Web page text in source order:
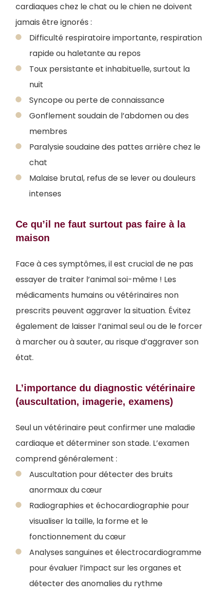
cardiaques chez le chat ou le chien ne doivent
jamais être ignorés :
Difficulté respiratoire importante, respiration
rapide ou haletante au repos
Toux persistante et inhabituelle, surtout la
nuit
Syncope ou perte de connaissance
Gonflement soudain de l’abdomen ou des
membres
Paralysie soudaine des pattes arrière chez le
chat
Malaise brutal, refus de se lever ou douleurs
intenses
Ce qu’il ne faut surtout pas faire à la
maison
Face à ces symptômes, il est crucial de ne pas
essayer de traiter l’animal soi-même ! Les
médicaments humains ou vétérinaires non
prescrits peuvent aggraver la situation. Évitez
également de laisser l’animal seul ou de le forcer
à marcher ou à sauter, au risque d’aggraver son
état.
L’importance du diagnostic vétérinaire
(auscultation, imagerie, examens)
Seul un vétérinaire peut confirmer une maladie
cardiaque et déterminer son stade. L’examen
comprend généralement :
Auscultation pour détecter des bruits
anormaux du cœur
Radiographies et échocardiographie pour
visualiser la taille, la forme et le
fonctionnement du cœur
Analyses sanguines et électrocardiogramme
pour évaluer l’impact sur les organes et
détecter des anomalies du rythme